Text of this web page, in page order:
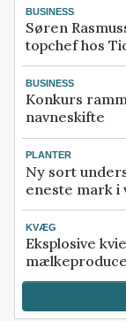
BUSINESS
Søren
topchef hos
BUSINESS
Konkurs
navneskifte
PLANTER
Ny sort
eneste mark i
KVÆG
Eksplosive